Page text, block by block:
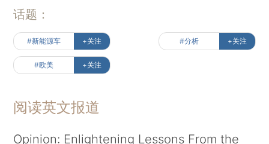
话题：
#新能源车 +关注 #分析 +关注
#欧美 +关注
阅读英文报道
Opinion: Enlightening Lessons From the